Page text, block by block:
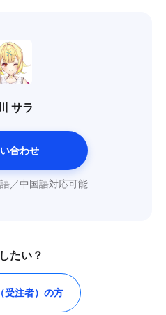
サラ
合わせ
／中国語対応可能
たい？
受注者）の方